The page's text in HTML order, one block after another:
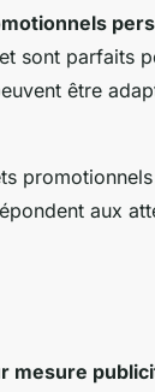
sont parfaits
être
aux
mesure